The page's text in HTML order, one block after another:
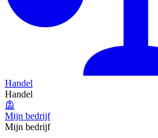
Handel
Handel
Mijn bedrijf
Mijn bedrijf